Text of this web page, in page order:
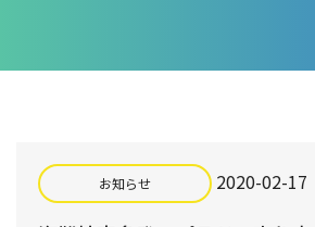
お知らせ 2020-02-17